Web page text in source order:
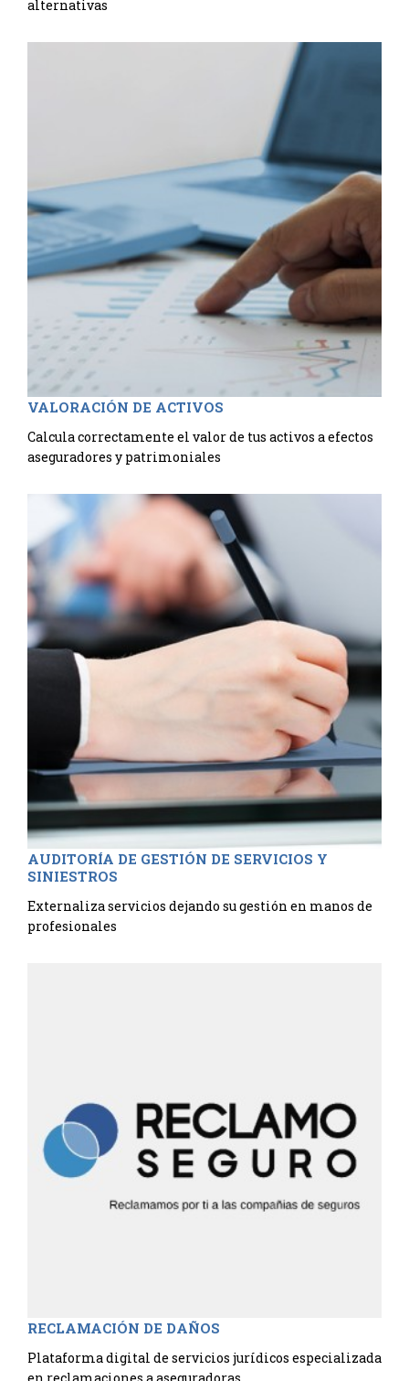
alternativas
VALORACIÓN DE ACTIVOS
Calcula correctamente el valor de tus activos a efectos
aseguradores y patrimoniales
AUDITORÍA DE GESTIÓN DE SERVICIOS Y
SINIESTROS
Externaliza servicios dejando su gestión en manos de
profesionales
RECLAMACIÓN DE DAÑOS
Plataforma digital de servicios jurídicos especializada